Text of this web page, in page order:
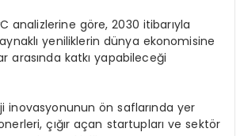
analizlerine göre, 2030 itibarıyla
yeniliklerin dünya ekonomisine
arasında katkı yapabileceği
inovasyonunun ön saflarında yer
çığır açan startupları ve sektör